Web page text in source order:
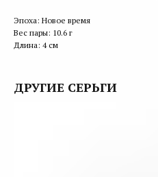
Эпоха: Новое время
Вес пары: 10.6 г
Длина: 4 см
ДРУГИЕ СЕРЬГИ